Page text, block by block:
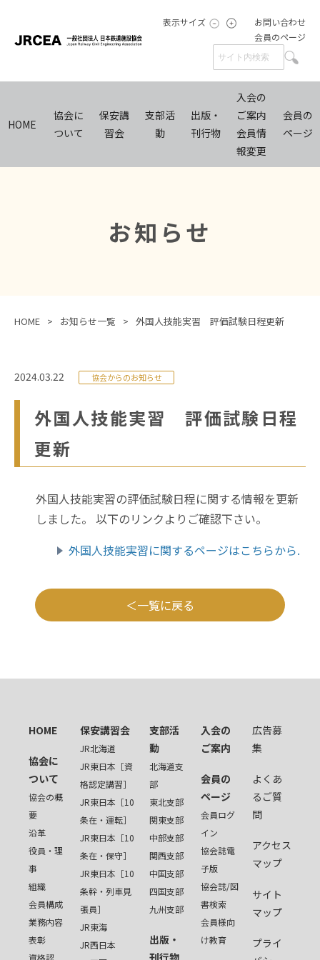
表示サイズ
お問い合わせ
会員のページ
HOME
協会に
ついて
保安講
習会
支部活
動
出版・
刊行物
入会の
ご案内
会員情
報変更
会員の
ページ
お知らせ
HOME お知らせ一覧 外国人技能実習 評価試験日程更新
2024.03.22 協会からのお知らせ
外国人技能実習 評価試験日程
更新
外国人技能実習の評価試験日程に関する情報を更新
しました。 以下のリンクよりご確認下さい。
外国人技能実習に関するページはこちらから.
一覧に戻る
HOME
協会に
ついて
協会の概
要
沿革
役員・理
事
組織
会員構成
業務内容
表彰
保安講習会
JR北海道
JR東日本［資
格認定講習］
JR東日本［10
条在・運転］
JR東日本［10
条在・保守］
JR東日本［10
条幹・列車見
張員］
JR東海
JR西日本
支部活
動
北海道支
部
東北支部
関東支部
中部支部
関西支部
中国支部
四国支部
九州支部
出版・
入会の
ご案内
会員の
ページ
会員ログ
イン
協会誌電
子版
協会誌/図
書検索
会員様向
け教育
広告募
集
よくあ
るご質
問
アクセス
マップ
サイト
マップ
プライ